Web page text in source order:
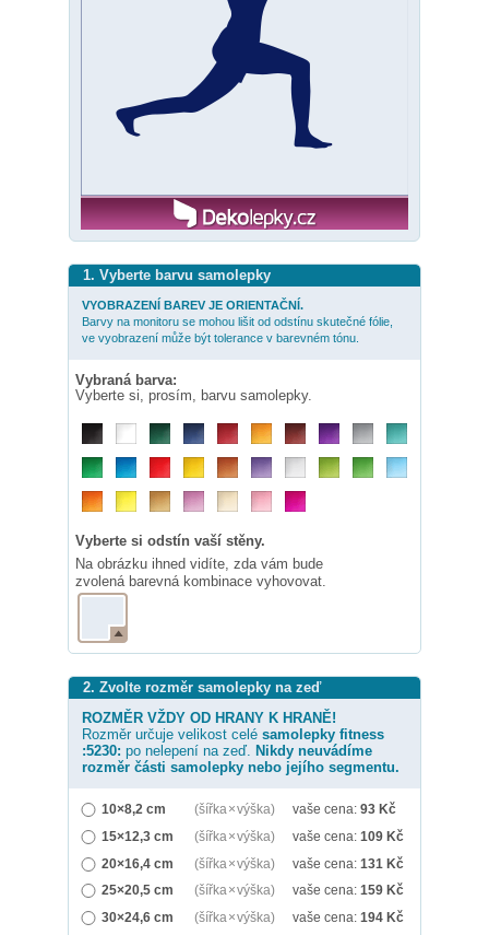
1. Vyberte barvu samolepky
VYOBRAZENÍ BAREV JE ORIENTAČNÍ.
Barvy na monitoru se mohou lišit od odstínu skutečné fólie,
ve vyobrazení může být tolerance v barevném tónu.
Vybraná barva:
Vyberte si, prosím, barvu samolepky.
Vyberte si odstín vaší stěny.
Na obrázku ihned vidíte, zda vám bude
zvolená barevná kombinace vyhovovat.
2. Zvolte rozměr samolepky na zeď
ROZMĚR VŽDY OD HRANY K HRANĚ!
Rozměr určuje velikost celé samolepky fitness
:5230: po nelepení na zeď. Nikdy neuvádíme
rozměr části samolepky nebo jejího segmentu.
10×8,2 cm (šířka × výška) vaše cena: 93 Kč
15×12,3 cm
(šířka × výška) vaše cena: 109 Kč
20×16,4 cm
(šířka × výška) vaše cena: 131 Kč
25×20,5 cm
(šířka × výška) vaše cena: 159 Kč
30×24,6 cm
(šířka × výška) vaše cena: 194 Kč